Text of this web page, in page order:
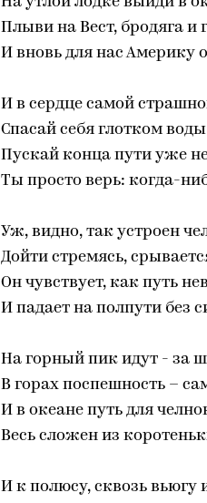
Плыви на Вест, бродяга и
И вновь для нас Америку
И в сердце самой
Спасай себя глотком
Пускай конца пути уже
Ты просто верь: когда-
Уж, видно, так устроен
Дойти стремясь,
Он чувствует, как путь
И падает на полпути без
На горный пик идут - за
В горах поспешность –
И в океане путь для
Весь сложен из
И к полюсу, сквозь вьюгу